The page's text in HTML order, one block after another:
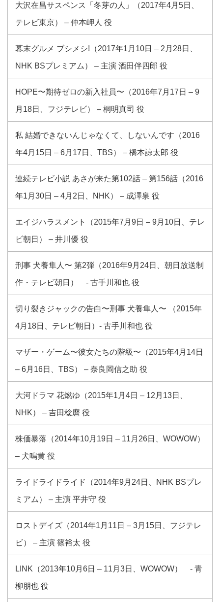
大沢在昌サスペンス「冬芽の人」（2017年4月5日、
テレビ東京） – 仲本岬人 役
幕末グルメ ブシメシ!（2017年1月10日 – 2月28日、
NHK BSプレミアム） – 主演 酒田伴四郎 役
HOPE〜期待ゼロの新入社員〜（2016年7月17日 – 9
月18日、フジテレビ） – 桐明真司 役
私 結婚できないんじゃなくて、しないんです（2016
年4月15日 – 6月17日、TBS） – 橋本諒太郎 役
連続テレビ小説 あさが来た第102話 – 第156話（2016
年1月30日 – 4月2日、NHK） – 成澤泉 役
エイジハラスメント（2015年7月9日 – 9月10日、テレ
ビ朝日） – 井川優 役
刑事 犬養隼人〜 第2弾（2016年9月24日、朝日放送制
作・テレビ朝日） - 古手川和也 役
切り裂きジャックの告白〜刑事 犬養隼人〜 （2015年
4月18日、テレビ朝日）- 古手川和也 役
マザー・ゲーム〜彼女たちの階級〜（2015年4月14日
– 6月16日、TBS） – 奈良岡信之助 役
大河ドラマ 花燃ゆ（2015年1月4日 – 12月13日、
NHK） – 吉田稔麿 役
株価暴落（2014年10月19日 – 11月26日、WOWOW）
– 犬鳴黄 役
ライドライドライド（2014年9月24日、NHK BSプレ
ミアム） – 主演 平井守 役
ロストデイズ（2014年1月11日 – 3月15日、フジテレ
ビ） – 主演 篠裕太 役
LINK（2013年10月6日 – 11月3日、WOWOW） - 青
柳朋也 役